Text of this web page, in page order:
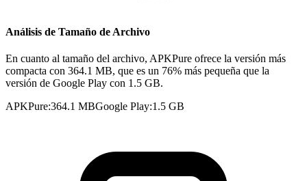
Análisis de Tamaño de Archivo
En cuanto al tamaño del archivo, APKPure ofrece la versión más
compacta con 364.1 MB, que es un 76% más pequeña que la
versión de Google Play con 1.5 GB.
APKPure:364.1 MBGoogle Play:1.5 GB